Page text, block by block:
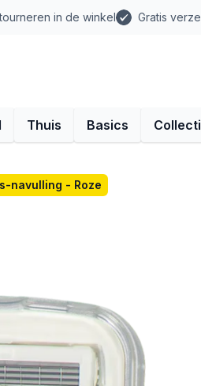
in de winkel Gratis
Thuis Basics
navulling - Roze